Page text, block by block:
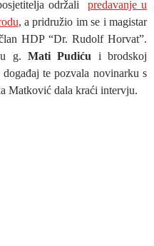
održali predavanje u
, a pridružio im se i magistar
HDP “Dr. Rudolf Horvat”.
g. Mati Pudiću i brodskoj
te pozvala novinarku s
Matković dala kraći intervju.